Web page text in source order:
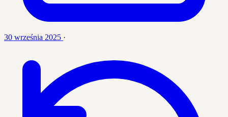
30 września 2025 ·